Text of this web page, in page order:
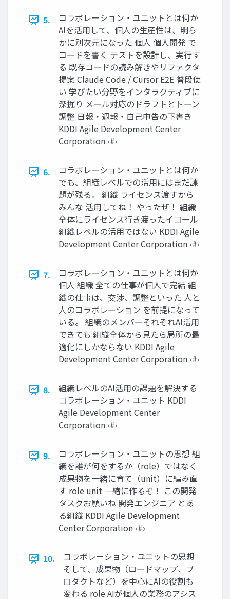
5.
コラボレーション・ユニットとは何か
AIを活用して、個人の生産性は、明ら
かに別次元になった 個人 個人開発 で
コードを書く テストを設計し、実行す
る 既存コードの読み解きやリファクタ
提案 Claude Code / Cursor E2E 普段使
い 学びたい分野をインタラクティブに
深掘り メール対応のドラフトとトーン
調整 日報・週報・⾃⼰申告の下書き
KDDI Agile Development Center
Corporation ‹#›
6.
コラボレーション・ユニットとは何か
でも、組織レベルでの活用にはまだ課
題が残る。 組織 ライセンス渡すから
みんな 活用してね！ やったぜ！ 組織
全体にライセンス行き渡ったイコール
組織レベルの活用ではない KDDI Agile
Development Center Corporation ‹#›
7.
コラボレーション・ユニットとは何か
個人 組織 全ての仕事が個人で完結 組
織の仕事は、交渉、調整といった 人と
人のコラボレーション を前提になって
いる。 組織のメンバーそれぞれAI活用
できても 組織全体から見たら局所の最
適化にしかならない KDDI Agile
Development Center Corporation ‹#›
8.
組織レベルのAI活用の課題を解決する
コラボレーション・ユニット KDDI
Agile Development Center
Corporation ‹#›
9.
コラボレーション・ユニットの思想 組
織を誰が何をするか（role）ではなく
成果物を一緒に育て（unit）に編み直
す role unit 一緒に作るぞ！ この開発
タスクお願いね 開発エンジニア とあ
る組織 KDDI Agile Development
Center Corporation ‹#›
10.
コラボレーション・ユニットの思想
そして、成果物（ロードマップ、プ
ロダクトなど）を中心にAIの役割も
変わる role AIが個人の業務のアシス